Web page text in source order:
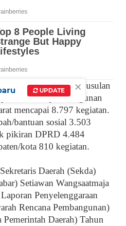
Rekapitulasi usulan
pembangunan
mencapai 8.797 kegiatan.
bantuan sosial 3.503
pikiran DPRD 4.484
kota 810 kegiatan.
Daerah (Sekda)
Setiawan Wangsaatmaja
Penyelenggaraan
Rencana Pembangunan)
Daerah) Tahun
×
UPDATE